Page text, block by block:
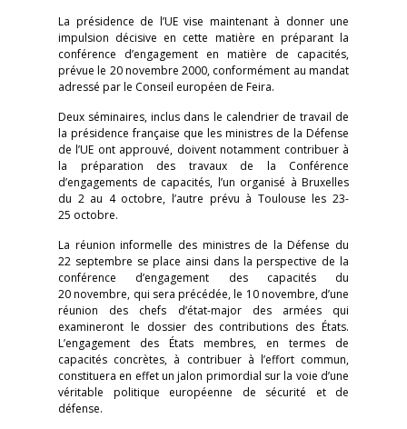
La présidence de l’UE vise maintenant à donner une
impulsion décisive en cette matière en préparant la
conférence d’engagement en matière de capacités,
prévue le 20 novembre 2000, conformément au mandat
adressé par le Conseil européen de Feira.
Deux séminaires, inclus dans le calendrier de travail de
la présidence française que les ministres de la Défense
de l’UE ont approuvé, doivent notamment contribuer à
la préparation des travaux de la Conférence
d’engagements de capacités, l’un organisé à Bruxelles
du 2 au 4 octobre, l’autre prévu à Toulouse les 23-
25 octobre.
La réunion informelle des ministres de la Défense du
22 septembre se place ainsi dans la perspective de la
conférence d’engagement des capacités du
20 novembre, qui sera précédée, le 10 novembre, d’une
réunion des chefs d’état-major des armées qui
examineront le dossier des contributions des États.
L’engagement des États membres, en termes de
capacités concrètes, à contribuer à l’effort commun,
constituera en effet un jalon primordial sur la voie d’une
véritable politique européenne de sécurité et de
défense.